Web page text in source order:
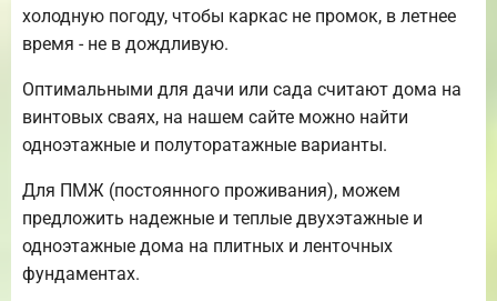
холодную погоду, чтобы каркас не промок, в летнее
время - не в дождливую.
Оптимальными для дачи или сада считают дома на
винтовых сваях, на нашем сайте можно найти
одноэтажные и полуторатажные варианты.
Для ПМЖ (постоянного проживания), можем
предложить надежные и теплые двухэтажные и
одноэтажные дома на плитных и ленточных
фундаментах.